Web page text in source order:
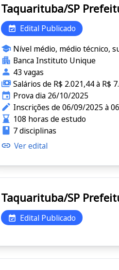
Edital Publicado
Nível médio, médio técnico,
Banca Instituto Unique
43 vagas
Salários de R$ 2.021,44 à R$
Prova dia 26/10/2025
Inscrições de 06/09/2025 à
108 horas de estudo
7 disciplinas
Ver edital
Edital Publicado